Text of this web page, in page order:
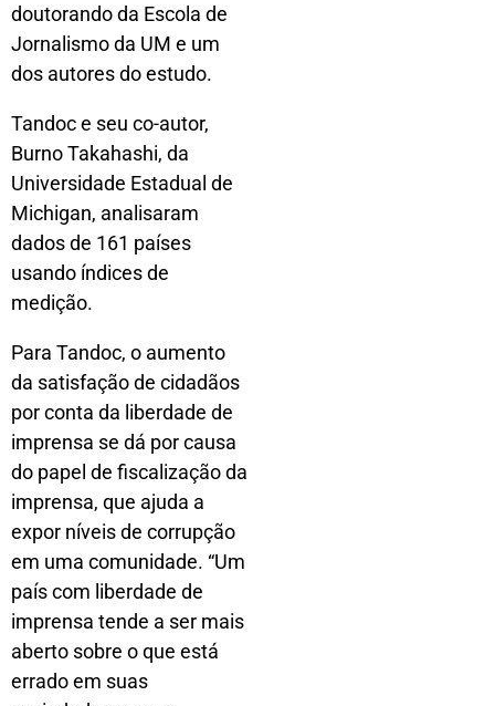
doutorando da Escola de
Jornalismo da UM e um
dos autores do estudo.
Tandoc e seu co-autor,
Burno Takahashi, da
Universidade Estadual de
Michigan, analisaram
dados de 161 países
usando índices de
medição.
Para Tandoc, o aumento
da satisfação de cidadãos
por conta da liberdade de
imprensa se dá por causa
do papel de fiscalização da
imprensa, que ajuda a
expor níveis de corrupção
em uma comunidade. “Um
país com liberdade de
imprensa tende a ser mais
aberto sobre o que está
errado em suas